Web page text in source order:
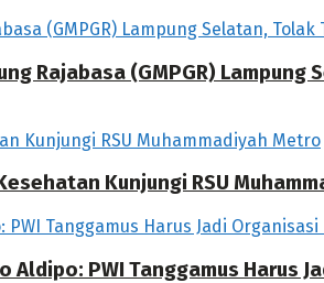
Rajabasa (GMPGR)
Kunjungi RSU
Aldipo: PWI Tanggamus